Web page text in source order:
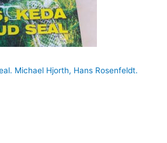
Michael Hjorth, Hans Rosenfeldt.